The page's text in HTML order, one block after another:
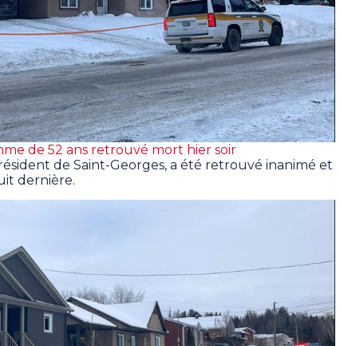
de 52 ans retrouvé mort hier soir
de Saint-Georges, a été retrouvé inanimé et
dernière.